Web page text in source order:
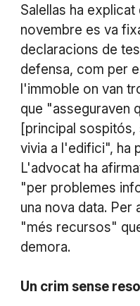
Salellas ha
novembre es va
declaracions de
defensa, com per
l'immoble on van
que "asseguraven
[principal sospitós,
vivia a l'edifici", ha
L'advocat ha
"per problemes
una nova data. Per
"més recursos"
demora.
Un crim sense